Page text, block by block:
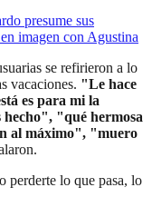
presume sus
imagen con Agustina
se refirieron a lo
vacaciones. "Le hace
es para mi la
hecho", "qué hermosa
al máximo", "muero
perderte lo que pasa, lo